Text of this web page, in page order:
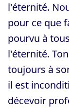
l'éternité.
pour ce que
pourvu à
l'éternité.
toujours à
il est
décevoir